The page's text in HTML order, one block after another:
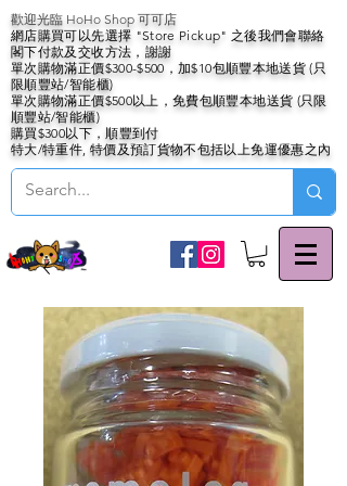
歡迎光臨 HoHo Shop 可可店
網店購買可以先選擇 "Store Pickup" 之後我們會聯絡
閣下付款及交收方法，謝謝
單次購物滿正價$300-$500，加$10包順豐本地送貨 (只
限順豐站/智能櫃)
單次購物滿正價$500以上，免費包順豐本地送貨 (只限
順豐站/智能櫃)
購買$300以下，順豐到付
特大/特重件, 特價及預訂貨物不包括以上免運優惠之內